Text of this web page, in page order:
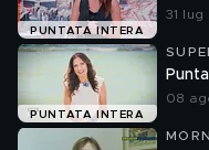
PUNTATA INTERA
31 lug
PUNTATA INTERA
08